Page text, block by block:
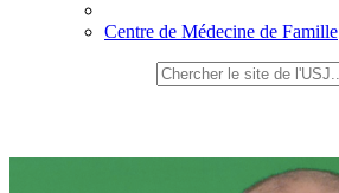
Centre de Médecine de Famille